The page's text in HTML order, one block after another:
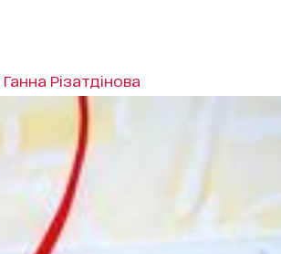
Ганна Різатдінова